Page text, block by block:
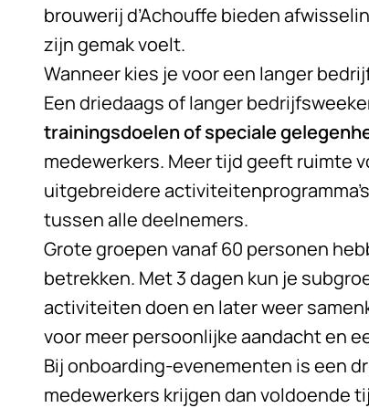
brouwerij d’Achouffe bieden
zijn gemak voelt.
Wanneer kies je voor een langer
Een driedaags of langer
trainingsdoelen of speciale
medewerkers. Meer tijd geeft ruimte
uitgebreidere
tussen alle deelnemers.
Grote groepen vanaf 60 personen
betrekken. Met 3 dagen kun je
activiteiten doen en later weer
voor meer persoonlijke aandacht en
Bij onboarding-evenementen is een
medewerkers krijgen dan voldoende